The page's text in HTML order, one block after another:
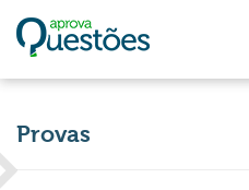
Provas